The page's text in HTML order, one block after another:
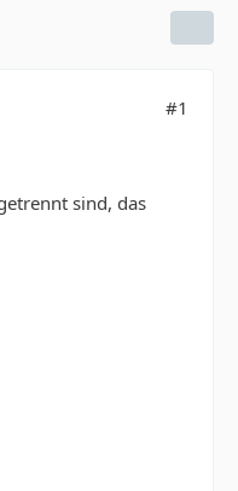
#1
sind, das